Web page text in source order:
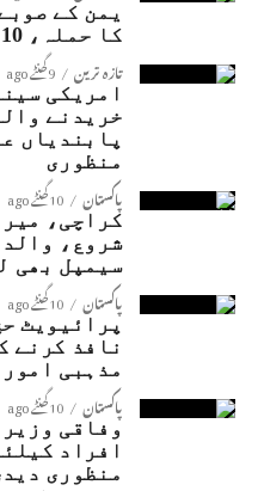
یمن کے
کا حملہ، 10 افراد ہلاک متعدد زخمی
تازہ ترین 9 گھنٹے ago
امریکی
خریدنے
پابندیاں
منظوری
پاکستان 10 گھنٹے ago
کراچی،
شروع،
سیمپل بھی
پاکستان 10 گھنٹے ago
پرائیویٹ
نافذ کرنے
مذہبی
پاکستان 10 گھنٹے ago
افراد
منظوری